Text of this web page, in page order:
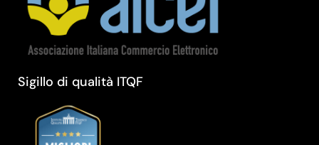
Sigillo di qualità ITQF